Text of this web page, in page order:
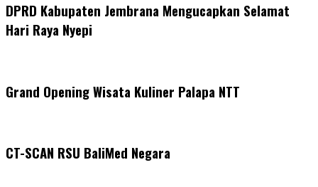
DPRD Kabupaten Jembrana Mengucapkan Selamat
Hari Raya Nyepi
Grand Opening Wisata Kuliner Palapa NTT
CT-SCAN RSU BaliMed Negara